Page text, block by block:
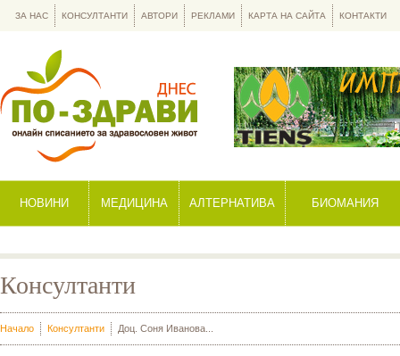
НОВИНИ МЕДИЦИНА АЛТЕРНАТИВА БИОМАНИЯ
ЗА НАС КОНСУЛТАНТИ АВТОРИ РЕКЛАМИ КАРТА НА САЙТА КОНТАКТИ
Консултанти
Начало Консултанти Доц. Соня Иванова...